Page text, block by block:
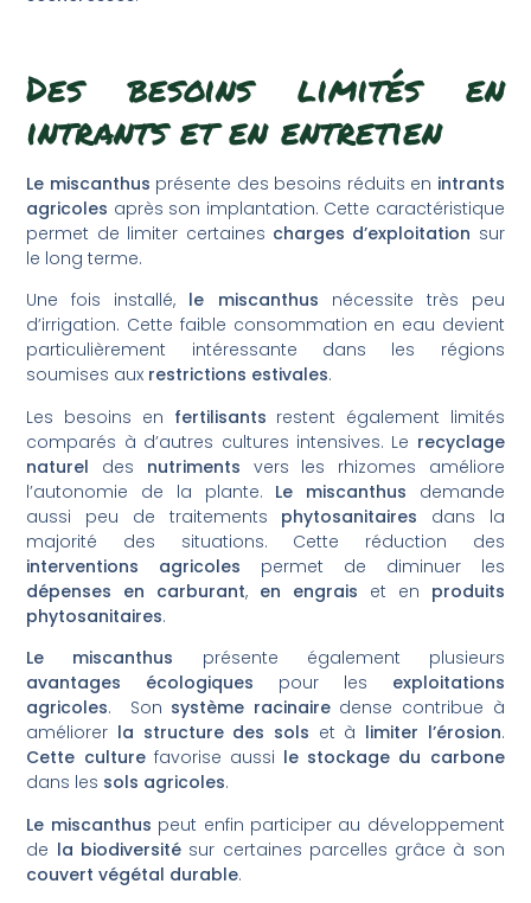
Des besoins limités en
intrants et en entretien
Le miscanthus présente des besoins réduits en intrants
agricoles après son implantation. Cette caractéristique
permet de limiter certaines charges d’exploitation sur
le long terme.
Une fois installé, le miscanthus nécessite très peu
d’irrigation. Cette faible consommation en eau devient
particulièrement intéressante dans les régions
soumises aux restrictions estivales.
Les besoins en fertilisants restent également limités
comparés à d’autres cultures intensives. Le recyclage
naturel des nutriments vers les rhizomes améliore
l’autonomie de la plante. Le miscanthus demande
aussi peu de traitements phytosanitaires dans la
majorité des situations. Cette réduction des
interventions agricoles permet de diminuer les
dépenses en carburant, en engrais et en produits
phytosanitaires.
Le miscanthus présente également plusieurs
avantages écologiques pour les exploitations
agricoles. Son système racinairedense contribue à
améliorer la structure des sols et à limiter l’érosion.
Cette culturefavorise aussi le stockage du carbone
dans les sols agricoles.
Le miscanthus peut enfin participer au développement
de la biodiversitésur certaines parcelles grâce à son
couvert végétal durable.